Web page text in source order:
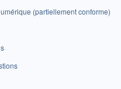
(partiellement conforme)